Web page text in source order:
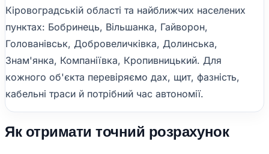
Кіровоградській області та найближчих населених
пунктах: Бобринець, Вільшанка, Гайворон,
Голованівськ, Добровеличківка, Долинська,
Знам'янка, Компаніївка, Кропивницький. Для
кожного об'єкта перевіряємо дах, щит, фазність,
кабельні траси й потрібний час автономії.
Як отримати точний розрахунок